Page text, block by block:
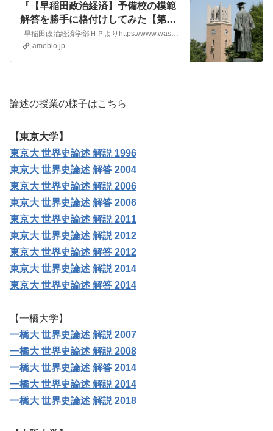
『【早稲田政治経済】予備校の模範
解答を勝手に格付けしてみた【第三
弾】』
早稲田政治経済学部ＨＰよりhttps://www.waseda.jp/fpse/pse/news/2019/03/02/9863/ 早稲田政治経済学部…
ameblo.jp
論述の授業の様子はこちら
【東京大学】
東京大 世界史論述 解説 1996
東京大 世界史論述 解答 2004
東京大 世界史論述 解説 2006
東京大 世界史論述 解答 2006
東京大 世界史論述 解説 2011
東京大 世界史論述 解説 2012
東京大 世界史論述 解答 2012
東京大 世界史論述 解説 2014
東京大 世界史論述 解答 2014
【一橋大学】
一橋大 世界史論述 解説 2007
一橋大 世界史論述 解説 2008
一橋大 世界史論述 解答 2014
一橋大 世界史論述 解説 2014
一橋大 世界史論述 解説 2018